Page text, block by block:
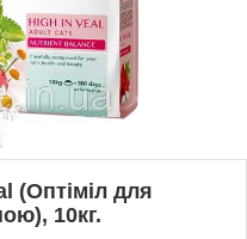
(Оптіміл для
10кг.